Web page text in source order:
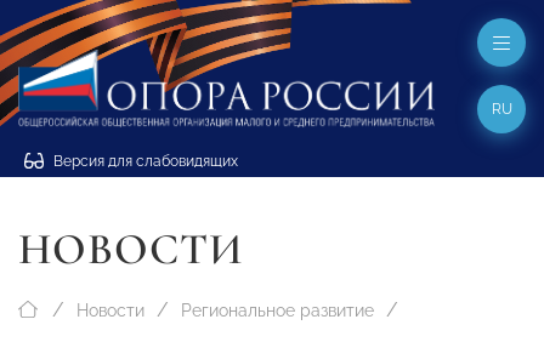
Версия для слабовидящих
RU
НОВОСТИ
Новости Региональное развитие